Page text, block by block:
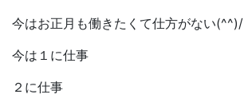
今はお正月も働きたくて仕方がない(^^)/
今は１に仕事
２に仕事